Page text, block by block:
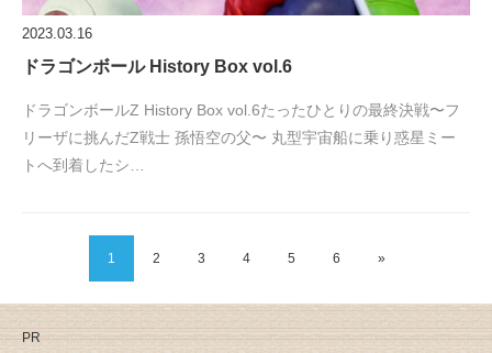
2023.03.16
ドラゴンボール History Box vol.6
ドラゴンボールZ History Box vol.6たったひとりの最終決戦〜フ
リーザに挑んだZ戦士 孫悟空の父〜 丸型宇宙船に乗り惑星ミー
トへ到着したシ…
1 2 3 4 5 6 »
PR